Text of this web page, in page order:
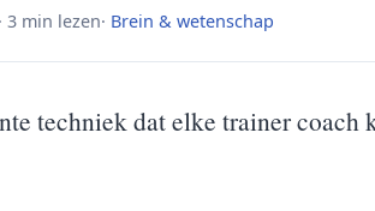
· 3 min lezen· Brein & wetenschap
techniek dat elke trainer coach